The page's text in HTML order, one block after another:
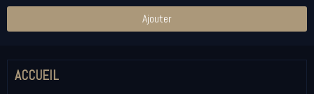
Ajouter
ACCUEIL